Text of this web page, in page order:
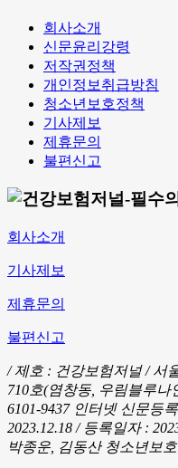
회사소개
신문윤리강령
저작권정책
개인정보취급방침
청소년보호정책
기사제보
제휴문의
불편신고
회사소개
기사제보
제휴문의
불편신고
/ 제호 : 건강보험저널 /서
710호(염창동, 우림블루나
6101-9437 인터넷 신문등
2023.12.18 / 등록일자 :
박종운, 김동산 청소년보